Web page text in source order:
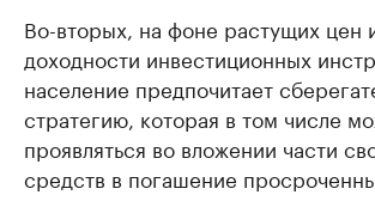
Во-вторых, на фоне растущих цен
доходности инвестиционных
население предпочитает
стратегию, которая в том числе
проявляться во вложении части
средств в погашение